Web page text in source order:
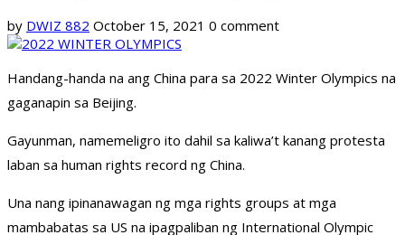
by DWIZ 882 October 15, 2021 0 comment
Handang-handa na ang China para sa 2022 Winter Olympics na
gaganapin sa Beijing.
Gayunman, namemeligro ito dahil sa kaliwa’t kanang protesta
laban sa human rights record ng China.
Una nang ipinanawagan ng mga rights groups at mga
mambabatas sa US na ipagpaliban ng International Olympic